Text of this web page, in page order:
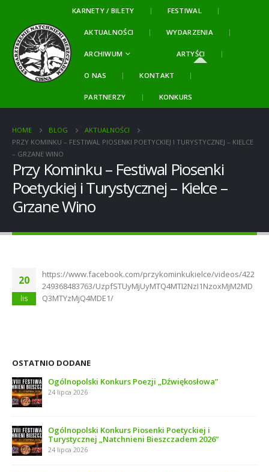
KARNETY / BILETY FESTIWAL
AKTUALNOŚCI WYDARZENIA
ARCHIWUM ARTYŚCI
O NAS KONTAKT
PARTNERZY KONKURS
HOME BLOG
AKTUALNOŚCI
PRZY KOMINKU – FESTIWAL PIOSENKI POETYCKIEJ I TURYSTYCZNEJ – KIELCE
– GRZANE WINO
Przy Kominku – Festiwal Piosenki
Poetyckiej i Turystycznej – Kielce –
Grzane Wino
20
lis
https://www.facebook.com/przykominkukielce/videos/422
249368483763/UzpfSTUyMjUyMTQ4MTI2NzI1NzoxMjM2MD
Q3MTYzMjQ4MDE1/
OSTATNIO DODANE
Ogólnopolski Konkurs Poezji „Dźwiękosłowa”
24 lipca 2026
Ogólnopolski Konkurs Piosenki Poetyckiej i
Turystycznej „Natchnieni Bieszczadem 2026”
24 lipca 2026